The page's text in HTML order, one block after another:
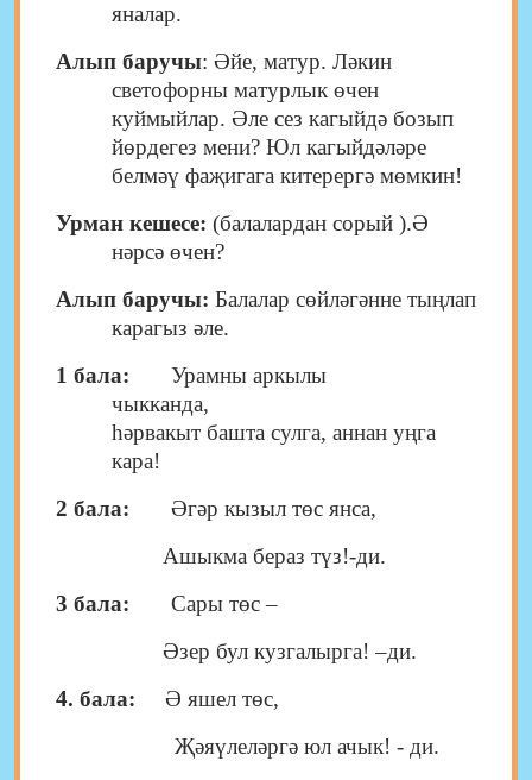
яналар.
Алып баручы: Әйе, матур. Ләкин
светофорны матурлык өчен
куймыйлар. Әле сез кагыйдә бозып
йөрдегез мени? Юл кагыйдәләре
белмәү фаҗигага китерергә мөмкин!
Урман кешесе: (балалардан сорый ).Ә
нәрсә өчен?
Алып баручы: Балалар сөйләгәнне тыңлап
карагыз әле.
1 бала: Урамны аркылы
һәрвакыт башта сулга, аннан уңга
кара!
2 бала: Әгәр кызыл төс янса,
Ашыкма бераз түз!-ди.
3 бала: Сары төс –
Әзер бул кузгалырга! –ди.
4. бала: Ә яшел төс,
Җәяүлеләргә юл ачык! - ди.